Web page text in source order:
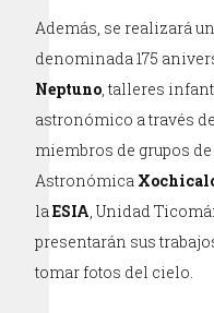
Además, se realizará
denominada 175
Neptuno, talleres
astronómico a través
miembros de grupos
Astronómica
laESIA, Unidad
presentarán sus
tomar fotos del cielo.